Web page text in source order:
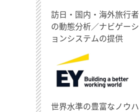
訪日・国内・海外旅行者
の動態分析／ナビゲーシ
ョンシステムの提供
世界水準の豊富なノウハ